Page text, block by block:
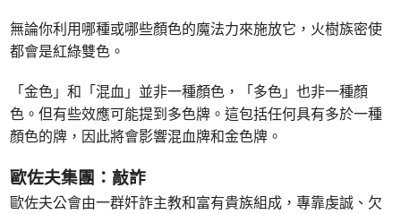
無論你利用哪種或哪些顏色的魔法力來施放它，火樹族密使
都會是紅綠雙色。
「金色」和「混血」並非一種顏色，「多色」也非一種顏
色。但有些效應可能提到多色牌。這包括任何具有多於一種
顏色的牌，因此將會影響混血牌和金色牌。
歐佐夫集團：敲詐
歐佐夫公會由一群奸詐主教和富有貴族組成，專靠虔誠、欠